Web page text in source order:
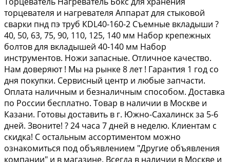
торцевателя и нагревателя Аппарат для стыковой
сварки пнд пэ труб КDL40-160-2 Съемные вкладыши ?
40, 50, 63, 75, 90, 110, 125, 140 мм Набор крепежных
болтов для вкладышей 40-140 мм Набор
инструментов. Ножи запасные. Отличное качество.
Нам доверяют ! Мы на рынке 8 лет ! Гарантия 1 год со
дня покупки. Сервисный центр и любые запчасти.
Оплата наличным и безналичным способом. Доставка
по России бесплатно. Товар в наличии в Москве и
Казани. Готовы доставить в г. Южно-Сахалинск за 5-6
дней. Звоните! ? 24 часа 7 дней в неделю. Клиентам с
скидка! С остальным ассортиментом можно
ознакомиться под объявлением "Другие объявления
компании" и в магазине. Всегда в наличии в Москве и